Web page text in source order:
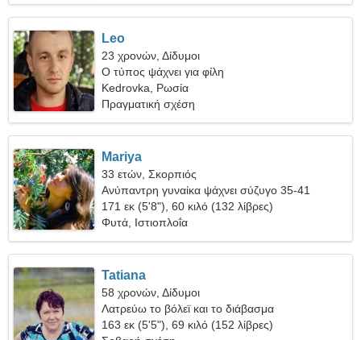
Leo
23 χρονών, Δίδυμοι
Ο τύπος ψάχνει για φίλη
Kedrovka, Ρωσία
Πραγματική σχέση
Mariya
33 ετών, Σκορπιός
Ανύπαντρη γυναίκα ψάχνει σύζυγο 35-41
171 εκ (5'8"), 60 κιλό (132 λίβρες)
Φυτά, Ιστιοπλοΐα
Tatiana
58 χρονών, Δίδυμοι
Λατρεύω το βόλεϊ και το διάβασμα
163 εκ (5'5"), 69 κιλό (152 λίβρες)